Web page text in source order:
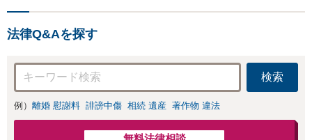
応・納得できる解決を」
法律Q&Aを探す
検索
例） 離婚 慰謝料 誹謗中傷 相続 遺産 著作物 違法